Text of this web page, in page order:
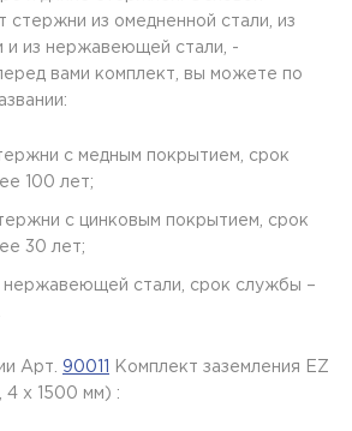
стержни из омедненной стали, из
и из нержавеющей стали, -
вами комплект, вы можете по
с медным покрытием, срок
100 лет;
с цинковым покрытием, срок
30 лет;
нержавеющей стали, срок службы –
Арт. 90011
Комплект заземления EZ
4 х 1500 мм) :